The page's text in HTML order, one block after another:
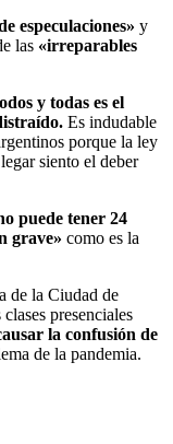
especulaciones» y
las «irreparables
y todas es el
Es indudable
porque la ley
siento el deber
puede tener 24
grave» como es la
de la Ciudad de
presenciales
la confusión de
de la pandemia.